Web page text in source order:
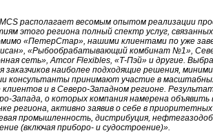
располагает весомым опытом реализации
этого региона полный спектр услуг,
«ПетерСтар», нашими клиентами по уже
«Рыбообрабатывающий комбинат №1»,
сеть», Amcor Flexibles, «Т-Пэй» и другие.
заказчиков наиболее подходящие решения,
консультанты принимают участие в
клиентов и в Северо-Западном регионе.
Запада, о которых компания намерена
региона, активно заявив о себе в
промышленность, дистрибуция,
(включая приборо- и судостроение)».